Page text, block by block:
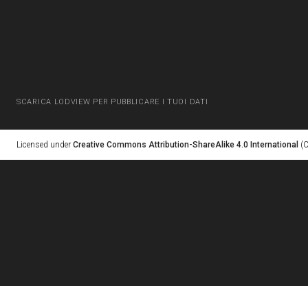
SCARICA LODVIEW PER PUBBLICARE I TUOI DATI
Licensed under Creative Commons Attribution-ShareAlike 4.0 International